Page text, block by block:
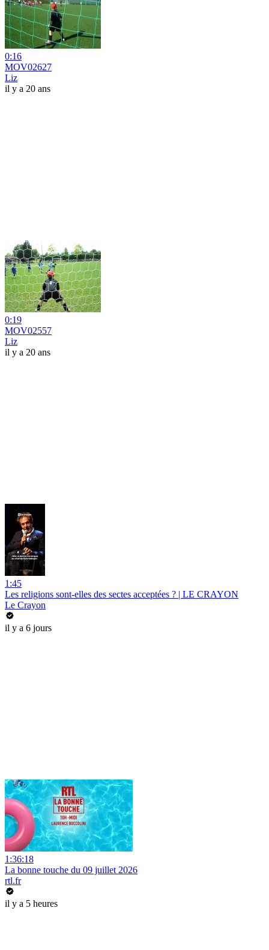
0:16
MOV02627
Liz
il y a 20 ans
0:19
MOV02557
Liz
il y a 20 ans
1:45
Les religions sont-elles des sectes acceptées ? | LE CRAYON
Le Crayon
il y a 6 jours
1:36:18
La bonne touche du 09 juillet 2026
rtl.fr
il y a 5 heures